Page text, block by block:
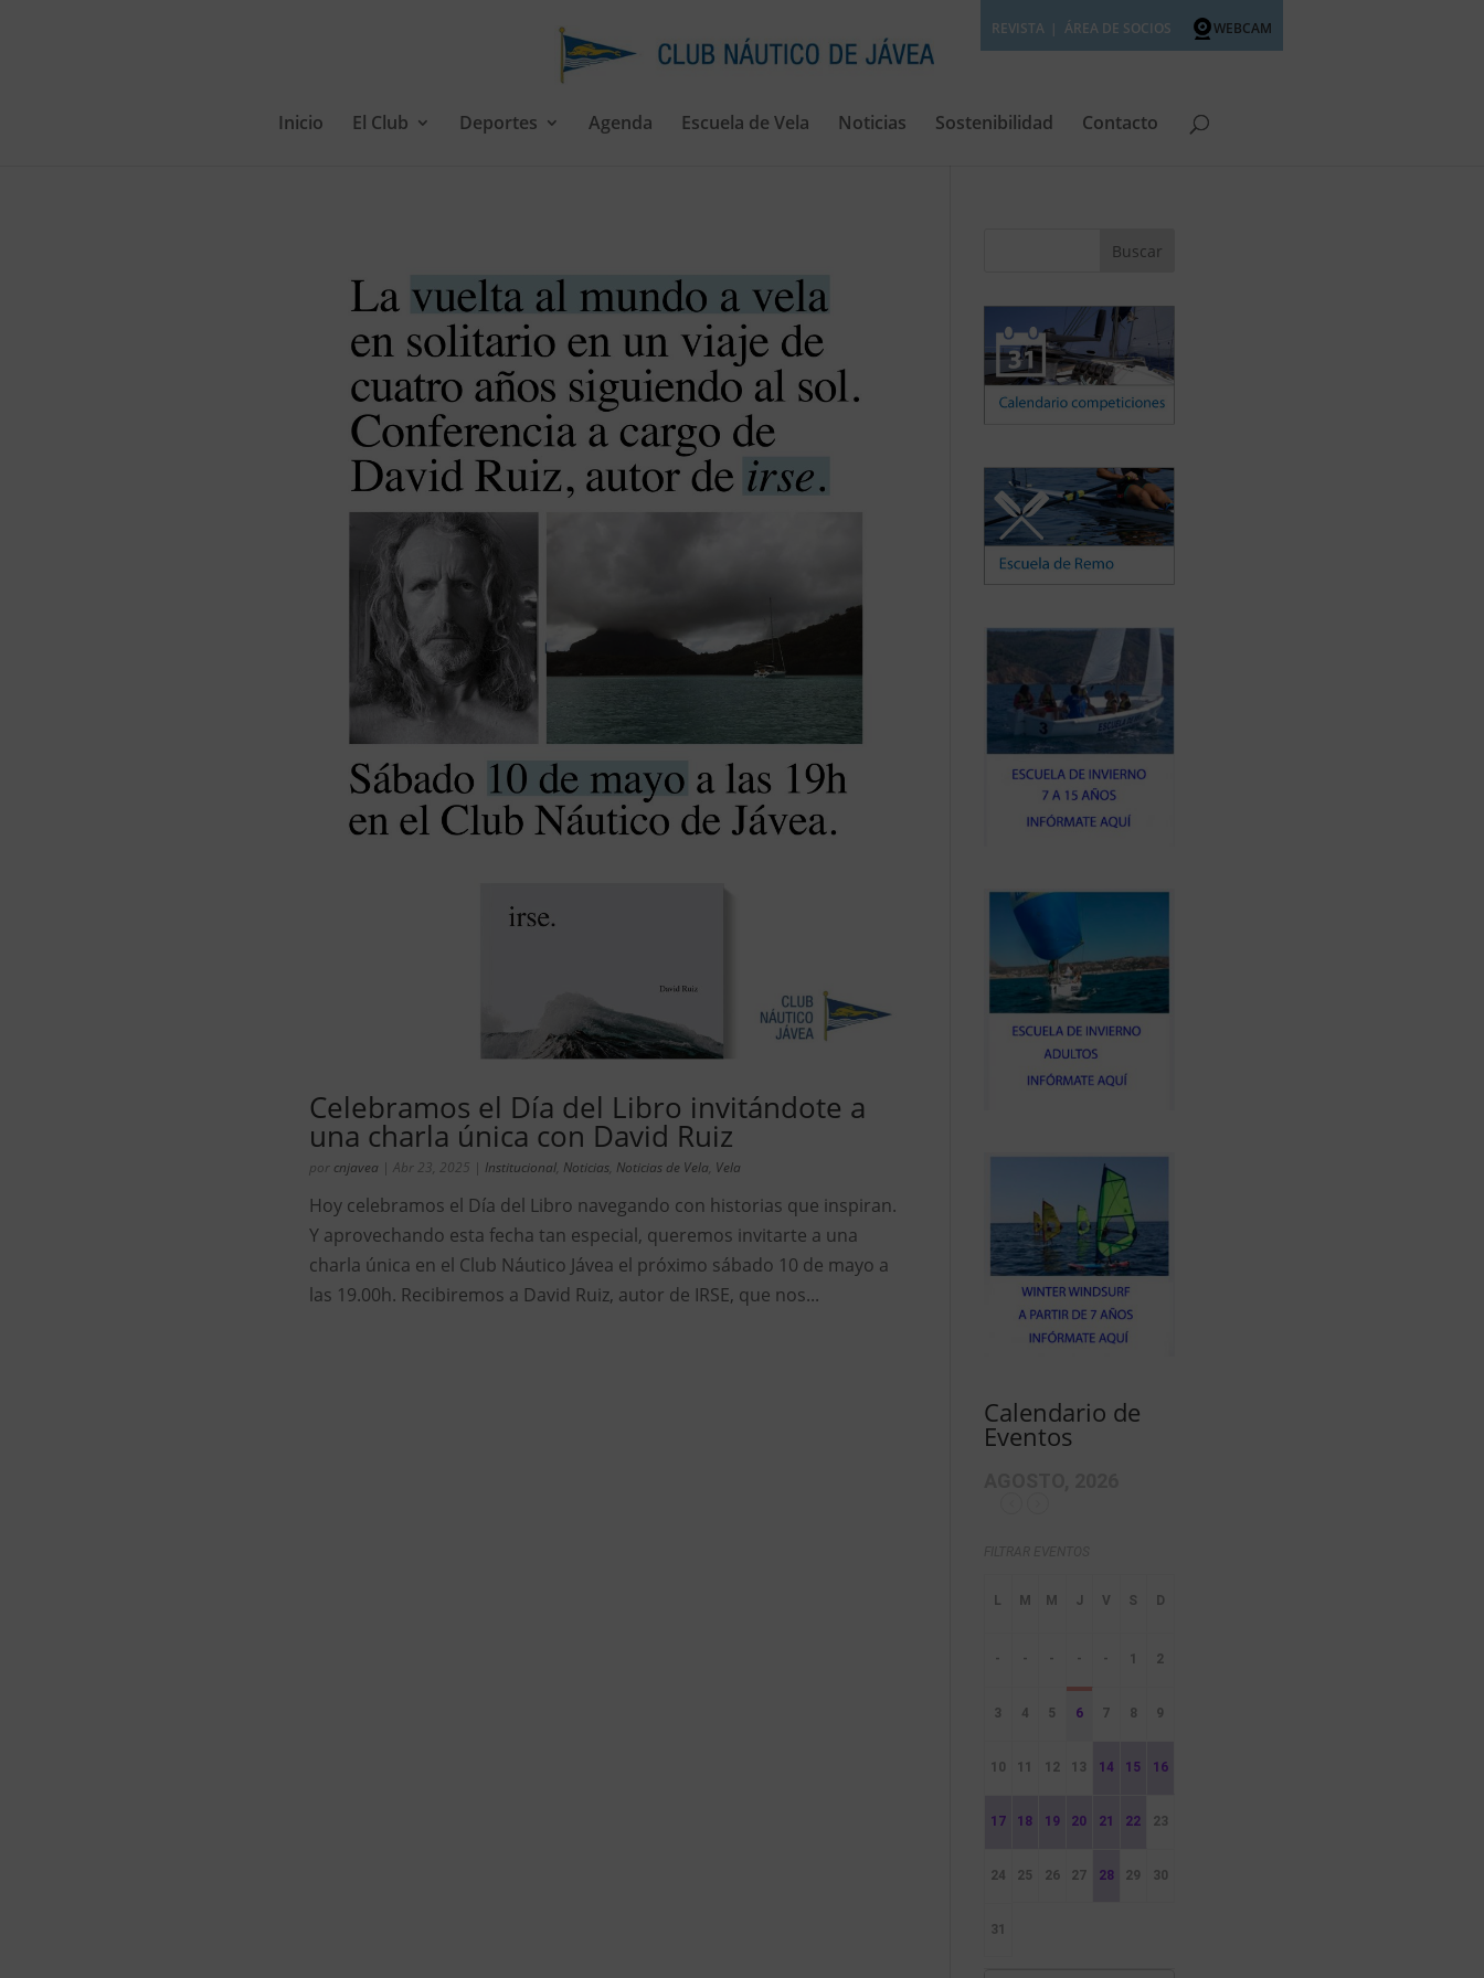
REVISTA ÁREA DE SOCIOS WEBCAM
Inicio El Club Deportes Agenda Escuela de Vela Noticias Sostenibilidad Contacto
Celebramos el Día del Libro invitándote a
una charla única con David Ruiz
por cnjavea | Abr 23, 2025 | Institucional Noticias Noticias de Vela Vela
Hoy celebramos el Día del Libro navegando con historias que inspiran.
Y aprovechando esta fecha tan especial, queremos invitarte a una
charla única en el Club Náutico Jávea el próximo sábado 10 de mayo a
las 19.00h. Recibiremos a David Ruiz, autor de IRSE, que nos...
Calendario de
Eventos
- - - - - 1 2
3 4 5 6 7 8 9
10 11 12 13 14 15 16
17 18 19 20 21 22 23
24 25 26 27 28 29 30
31